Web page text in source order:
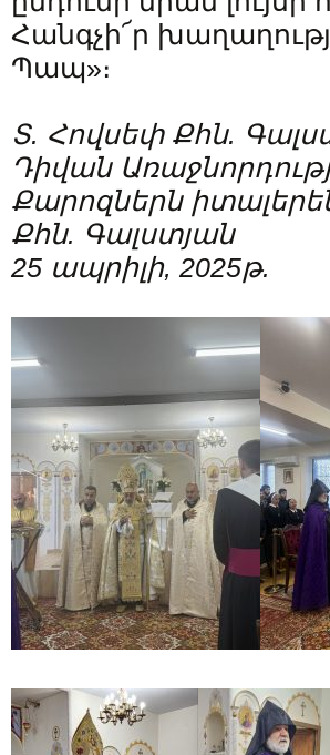
Հանգչի՜ր
Պապ»։
Տ. Հովսեփ Քհն.
Դիվան
Քարոզներն
Քհն. Գալստյան
25 ապրիլի, 2025թ.